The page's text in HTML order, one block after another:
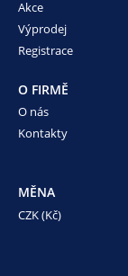
Akce
Výprodej
Registrace
O FIRMĚ
O nás
Kontakty
MĚNA
CZK (Kč)